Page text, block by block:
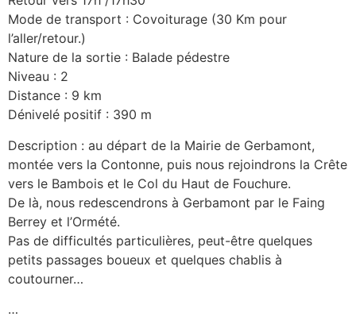
Mode de transport : Covoiturage (30 Km pour
l’aller/retour.)
Nature de la sortie : Balade pédestre
Niveau : 2
Distance : 9 km
Dénivelé positif : 390 m
Description : au départ de la Mairie de Gerbamont,
montée vers la Contonne, puis nous rejoindrons la Crête
vers le Bambois et le Col du Haut de Fouchure.
De là, nous redescendrons à Gerbamont par le Faing
Berrey et l’Ormété.
Pas de difficultés particulières, peut-être quelques
petits passages boueux et quelques chablis à
coutourner…
…